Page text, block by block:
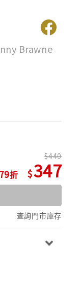
Brawne
79
440
347
查詢門市庫存